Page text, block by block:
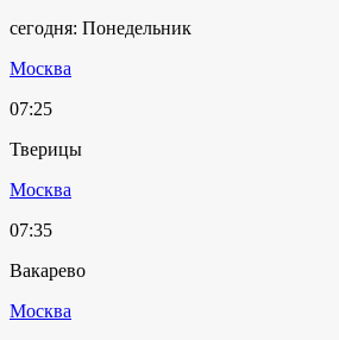
сегодня: Понедельник
Москва
07:25
Тверицы
Москва
07:35
Вакарево
Москва